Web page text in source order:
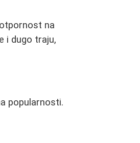
na
i dugo traju,
popularnosti.